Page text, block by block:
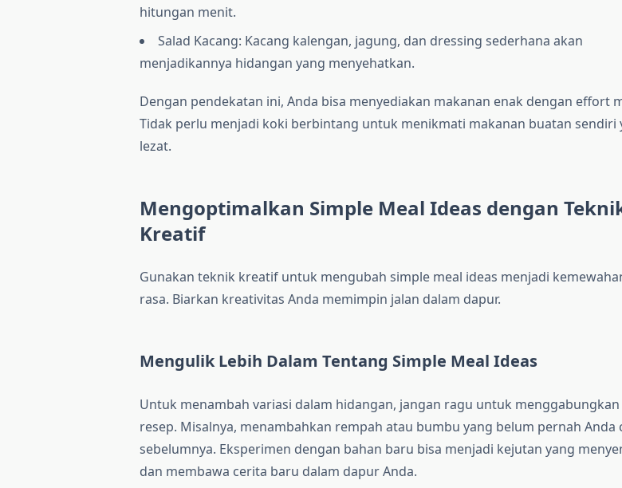
hitungan menit.
Salad Kacang: Kacang kalengan, jagung, dan dressing sederhana akan
menjadikannya hidangan yang menyehatkan.
Dengan pendekatan ini, Anda bisa menyediakan makanan enak dengan effort
Tidak perlu menjadi koki berbintang untuk menikmati makanan buatan sendiri
lezat.
Mengoptimalkan Simple Meal Ideas dengan
Kreatif
Gunakan teknik kreatif untuk mengubah simple meal ideas menjadi
rasa. Biarkan kreativitas Anda memimpin jalan dalam dapur.
Mengulik Lebih Dalam Tentang Simple Meal Ideas
Untuk menambah variasi dalam hidangan, jangan ragu untuk
resep. Misalnya, menambahkan rempah atau bumbu yang belum pernah Anda
sebelumnya. Eksperimen dengan bahan baru bisa menjadi kejutan yang
dan membawa cerita baru dalam dapur Anda.